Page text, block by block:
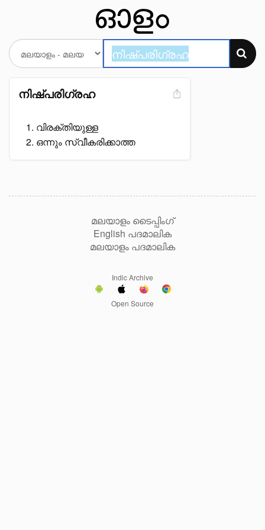
നിഷ്പരിഗ്രഹ
വിരക്തിയുള്ള
ഒന്നും സ്വീകരിക്കാത്ത
മലയാളം ടൈപ്പിംഗ്
English പദമാലിക
മലയാളം പദമാലിക
Indic Archive
Open Source